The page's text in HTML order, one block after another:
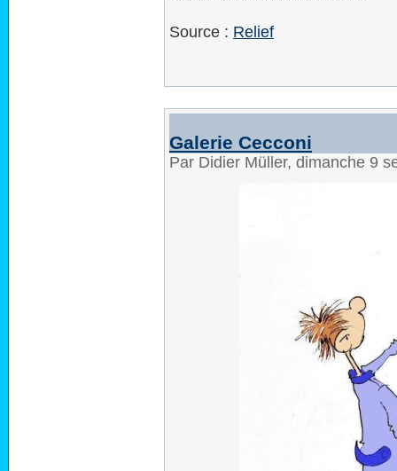
Source : Relief
Galerie Cecconi
Par Didier Müller, dimanche 9